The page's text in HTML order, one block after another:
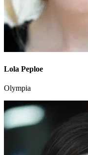
Lola Peploe
Olympia